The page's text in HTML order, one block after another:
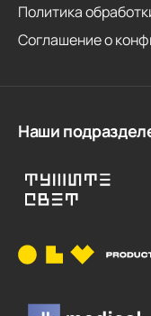
Политика
Соглашение о
Наши